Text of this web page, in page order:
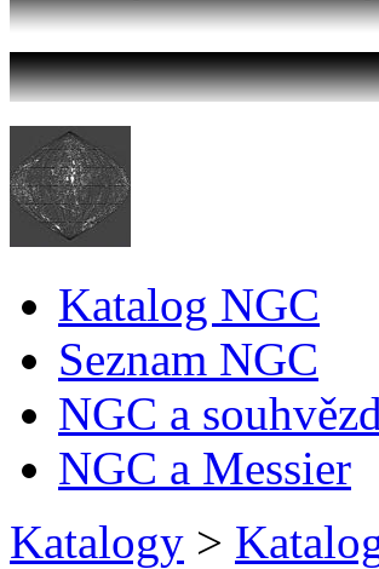
Katalog NGC
Seznam NGC
NGC a
NGC a Messier
Katalogy >